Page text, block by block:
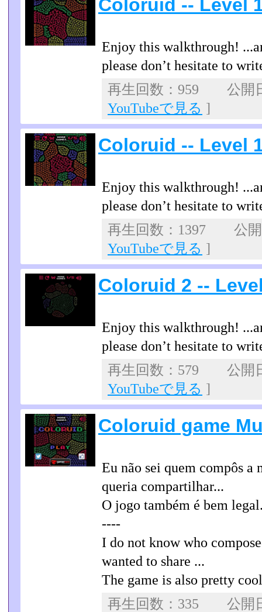
Coloruid -- Level
Enjoy this walkthrough!
please don’t hesitate to
再生回数：959 公開
YouTubeで見る ]
Coloruid -- Level
Enjoy this walkthrough!
please don’t hesitate to
再生回数：1397 公
YouTubeで見る ]
Coloruid 2 --
Enjoy this walkthrough!
please don’t hesitate to
再生回数：579 公開
YouTubeで見る ]
Coloruid game
Eu não sei quem compôs a
queria compartilhar...
O jogo também é bem
----
I do not know who
wanted to share ...
The game is also pretty
再生回数：335 公開